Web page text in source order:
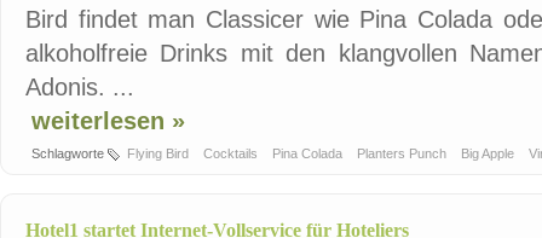
Bird findet man Classicer wie Pina Colada
alkoholfreie Drinks mit den klangvollen
Adonis. ...
weiterlesen »
Schlagworte Flying Bird Cocktails Pina Colada Planters Punch Big Apple
Hotel1 startet Internet-Vollservice für Hoteliers